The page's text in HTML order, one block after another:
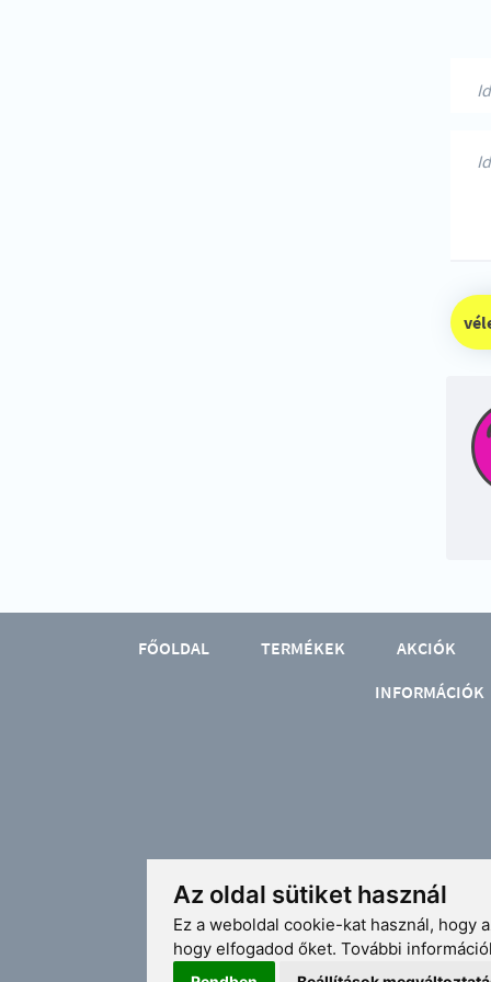
Az oldal sütiket használ
Ez a weboldal cookie-kat használ, hogy
hogy elfogadod őket. További
FŐOLDAL TERMÉKEK
AKCIÓK
INFORMÁCIÓK